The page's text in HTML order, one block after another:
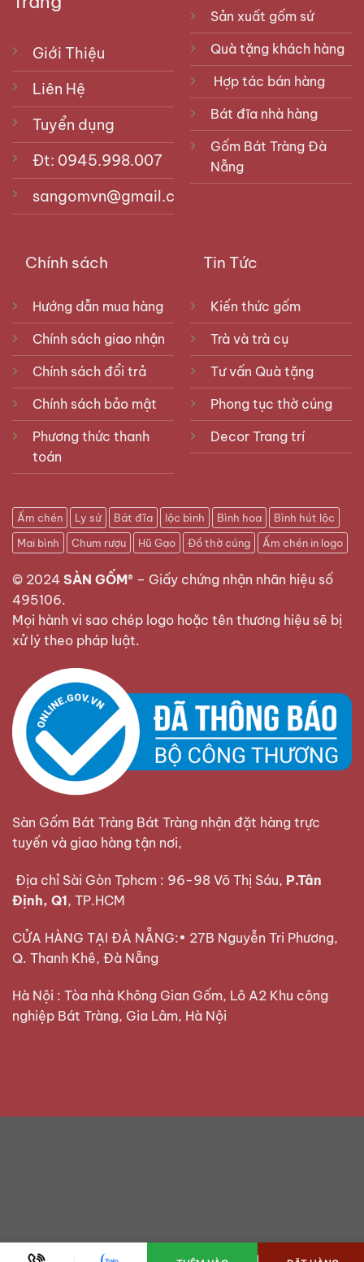
Giới Thiệu
Liên Hệ
Tuyển dụng
Đt: 0945.998.007
sangomvn@gmail.com
Sản xuất gốm sứ
Quà tặng khách hàng
Hợp tác bán hàng
Bát đĩa nhà hàng
Gốm Bát Tràng Đà
Nẵng
Chính sách
Hướng dẫn mua hàng
Chính sách giao nhận
Chính sách đổi trả
Chính sách bảo mật
Phương thức thanh
toán
Tin Tức
Kiến thức gốm
Trà và trà cụ
Tư vấn Quà tặng
Phong tục thờ cúng
Decor Trang trí
Ấm chén Ly sứ Bát đĩa lộc bình Bình hoa
Bình hút lộc
Mai bình
Chum rượu Hũ Gạo Đồ thờ cúng Ấm chén in logo
© 2024 SÀN GỐM® – Giấy chứng nhận nhãn hiệu số
495106.
Mọi hành vi sao chép logo hoặc tên thương hiệu sẽ bị
xử lý theo pháp luật.
Sàn Gốm Bát Tràng Bát Tràng nhận đặt hàng trực
tuyến và giao hàng tận nơi,
Địa chỉ Sài Gòn Tphcm : 96-98 Võ Thị Sáu, P.Tân
Định, Q1, TP.HCM
CỬA HÀNG TẠI ĐÀ NẴNG:• 27B Nguyễn Tri Phương,
Q. Thanh Khê, Đà Nẵng
Hà Nội : Tòa nhà Không Gian Gốm, Lô A2 Khu công
nghiệp Bát Tràng, Gia Lâm, Hà Nội